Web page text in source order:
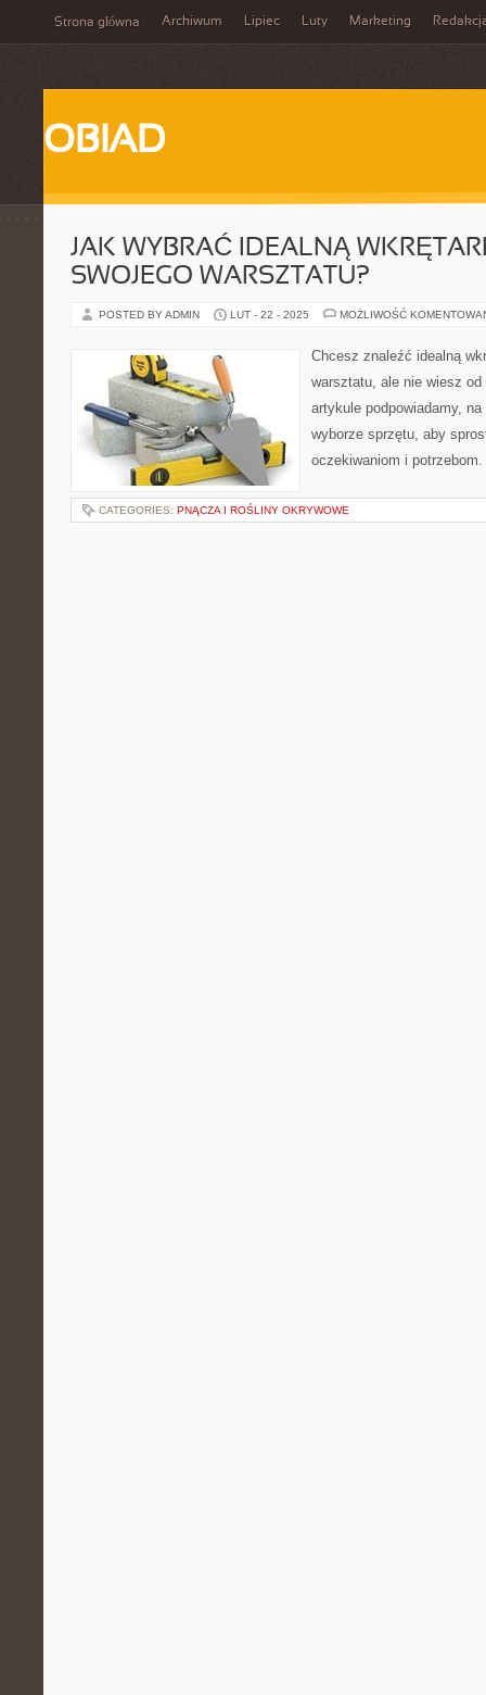
Strona główna Archiwum Lipiec Luty Marketing
OBIAD
JAK WYBRAĆ IDEALNĄ
SWOJEGO WARSZTATU?
POSTED BY ADMIN LUT - 22 - 2025 MOŻLIWOŚĆ
Chcesz znaleźć idealną
warsztatu, ale nie wiesz
artykule podpowiadamy,
wyborze sprzętu, aby
oczekiwaniom i potrzebom.
CATEGORIES: PNĄCZA I ROŚLINY OKRYWOWE